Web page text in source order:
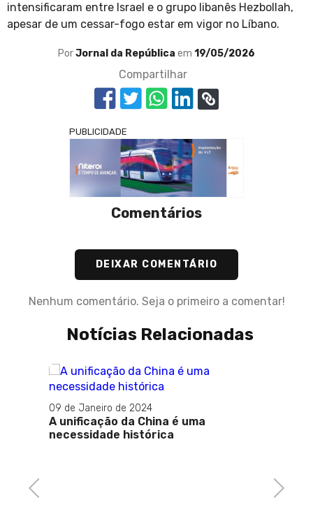
intensificaram entre Israel e o grupo libanês Hezbollah,
apesar de um cessar-fogo estar em vigor no Líbano.
PorJornal da República em 19/05/2026
Compartilhar
PUBLICIDADE
Comentários
DEIXAR COMENTÁRIO
Nenhum comentário. Seja o primeiro a comentar!
Notícias Relacionadas
Previous
09 de Janeiro de 2024
A unificação da China é uma
necessidade histórica
e
visita
Next